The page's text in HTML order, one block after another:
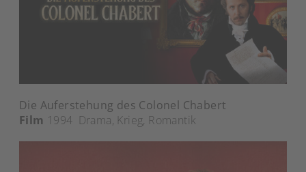
Die Auferstehung des Colonel Chabert
Film 1994 Drama, Krieg, Romantik